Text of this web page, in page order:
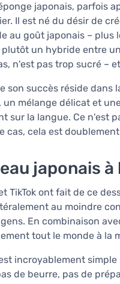
japonais, parfois
Il est né du désir de
au goût japonais – plus
un hybride entre
n'est pas trop sucré –
son succès réside
un mélange délicat et
sur la langue. Ce n'est
cas, cela est
japonais
TikTok ont fait de ce
au moindre
En combinaison
tout le monde à la
incroyablement
de beurre, pas de